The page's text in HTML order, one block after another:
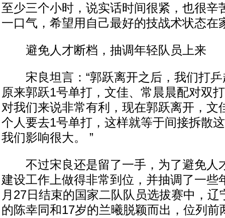
至少三个小时，说实话时间很紧，也很辛
一口气，希望用自己最好的技战术状态在
避免人才断档，抽调年轻队员上来
宋良坦言：“郭跃离开之后，我们打乒
原来郭跃1号单打，文佳、常晨晨配对双
对我们来说非常有利，现在郭跃离开，文
个人要去1号单打，这样就等于间接拆散
我们影响很大。 ”
不过宋良还是留了一手，为了避免人
建设工作上做得非常到位，并抽调了一些
月27日结束的国家二队队员选拔赛中，辽
的陈幸同和17岁的兰曦脱颖而出，位列前